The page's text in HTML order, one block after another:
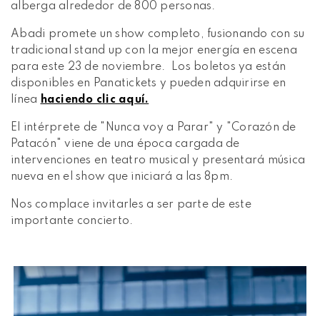
alberga alrededor de 800 personas.
Abadi promete un show completo, fusionando con su
tradicional stand up con la mejor energía en escena
para este 23 de noviembre. Los boletos ya están
disponibles en Panatickets y pueden adquirirse en
línea haciendo clic aquí.
El intérprete de "Nunca voy a Parar" y "Corazón de
Patacón" viene de una época cargada de
intervenciones en teatro musical y presentará música
nueva en el show que iniciará a las 8pm.
Nos complace invitarles a ser parte de este
importante concierto.